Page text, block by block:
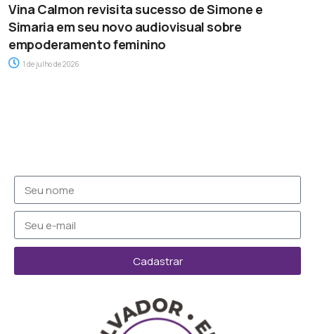
Vina Calmon revisita sucesso de Simone e
Simaria em seu novo audiovisual sobre
empoderamento feminino
1 de julho de 2026
Cadastrar